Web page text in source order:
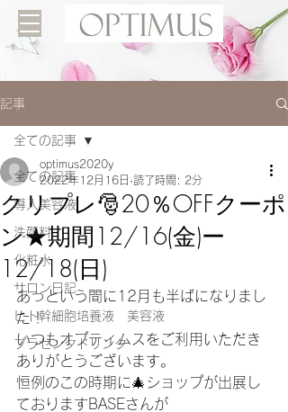
記事
全ての記事
導入美容液
洗顔料
化粧水
サロン日記
ヒト幹細胞培養液 美容液
プラセンタドリンク
全ての記事
クリプレ🎅20％OFFクーポ
ン★期間12/16(金)ー
12/18(日)
optimus2020y
2022年12月16日 読了時間: 2分
あっという間に12月も半ばになりまし
た！
いつもオプティムスをご利用いただき
ありがとうございます。
恒例のこの時期に🎄ショップが出展し
ておりますBASEさんが